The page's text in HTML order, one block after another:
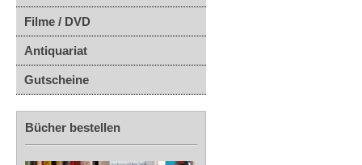
Filme / DVD
Antiquariat
Gutscheine
Bücher bestellen